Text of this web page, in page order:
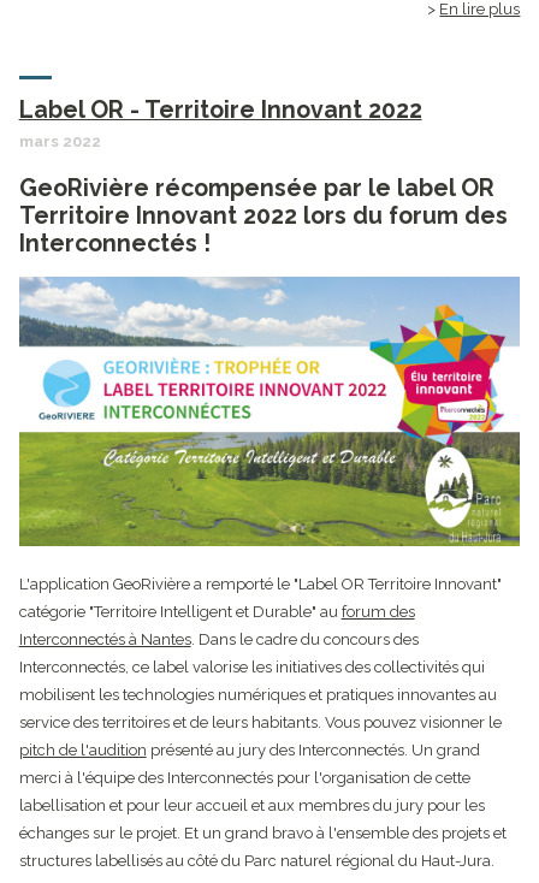
En lire plus
Label OR - Territoire Innovant 2022
mars 2022
GeoRivière récompensée par le label OR
Territoire Innovant 2022 lors du forum des
Interconnectés !
L'application GeoRivière a remporté le "Label OR Territoire Innovant"
catégorie "Territoire Intelligent et Durable" au forum des
Interconnectés à Nantes. Dans le cadre du concours des
Interconnectés, ce label valorise les initiatives des collectivités qui
mobilisent les technologies numériques et pratiques innovantes au
service des territoires et de leurs habitants. Vous pouvez visionner le
pitch de l'audition présenté au jury des Interconnectés. Un grand
merci à l'équipe des Interconnectés pour l'organisation de cette
labellisation et pour leur accueil et aux membres du jury pour les
échanges sur le projet. Et un grand bravo à l'ensemble des projets et
structures labellisés au côté du Parc naturel régional du Haut-Jura.